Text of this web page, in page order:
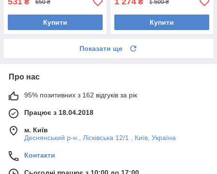
₴ 650 ₴
Купити
₴ 1 500 ₴
Купити
Показати ще
Про нас
95% позитивних з 162 відгуків за рік
Працює з 18.04.2018
м. Київ
Деснянський р-н., Лісківська 12/1 , Київ, Україна
Контакти